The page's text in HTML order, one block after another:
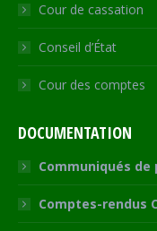
Cour de cassation
Conseil d’État
Cour des comptes
DOCUMENTATION
Communiqués de
Comptes-rendus